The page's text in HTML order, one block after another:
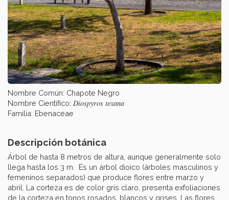
Nombre Común: Chapote Negro
Nombre Científico: Diospyros texana
Familia: Ebenaceae
Descripción botánica
Árbol de hasta 8 metros de altura, aunque generalmente solo
llega hasta los 3 m. Es un árbol dioico (árboles masculinos y
femeninos separados) que produce flores entre marzo y
abril. La corteza es de color gris claro, presenta exfoliaciones
de la corteza en tonos rosados, blancos y grises. Las flores